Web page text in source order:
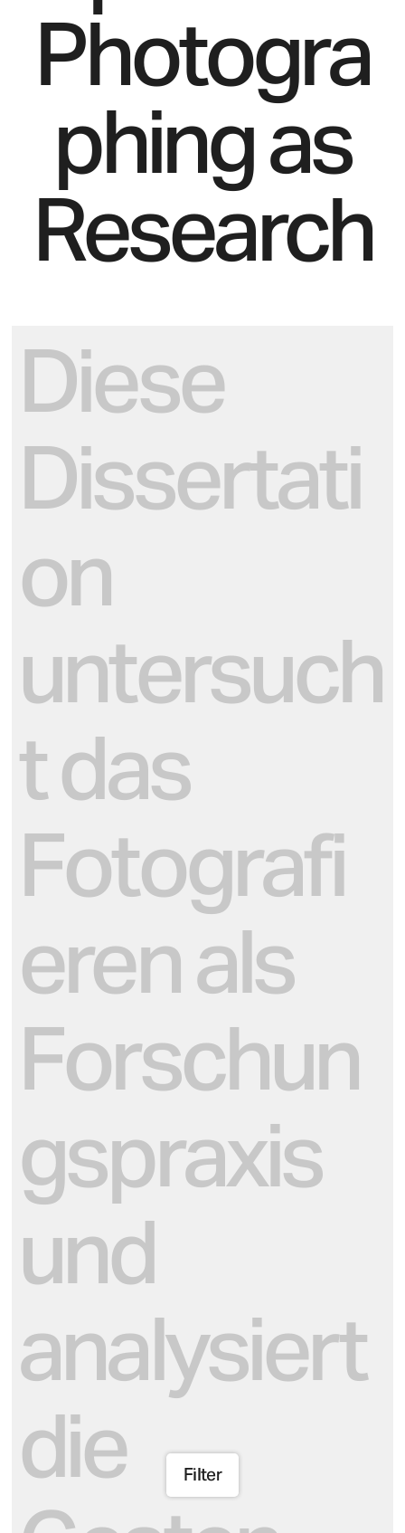
Filter
Photogra
phing as
Research
Diese
Dissertati
on
untersuch
t das
Fotografi
eren als
Forschun
gspraxis
und
analysiert
die